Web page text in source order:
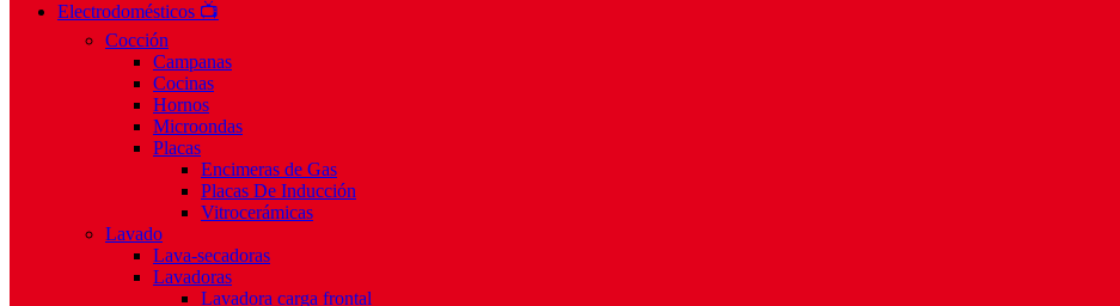
Electrodomésticos 📺
Cocción
Campanas
Cocinas
Hornos
Microondas
Placas
Encimeras de Gas
Placas De Inducción
Vitrocerámicas
Lavado
Lava-secadoras
Lavadoras
Lavadora carga frontal